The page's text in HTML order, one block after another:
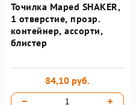
Точилка Maped SHAKER,
1 отверстие, прозр.
контейнер, ассорти,
блистер
84,10 руб.